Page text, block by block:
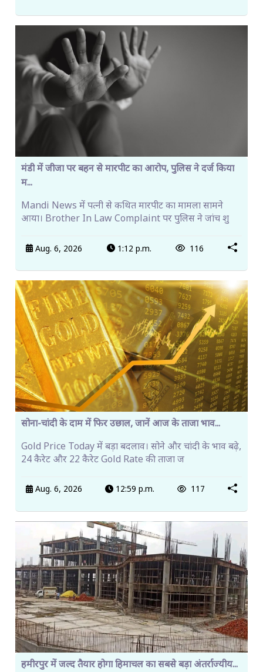
मंडी में जीजा पर बहन से मारपीट का आरोप, पुलिस ने दर्ज किया
म...
Mandi News में पत्नी से कथित मारपीट का मामला सामने
आया। Brother In Law Complaint पर पुलिस ने जांच शु
Aug. 6, 2026 1:12 p.m. 116
सोना-चांदी के दाम में फिर उछाल, जानें आज के ताजा भाव...
Gold Price Today में बड़ा बदलाव। सोने और चांदी के भाव बढ़े,
24 कैरेट और 22 कैरेट Gold Rate की ताजा ज
Aug. 6, 2026 12:59 p.m. 117
हमीरपुर में जल्द तैयार होगा हिमाचल का सबसे बड़ा अंतर्राज्यीय...